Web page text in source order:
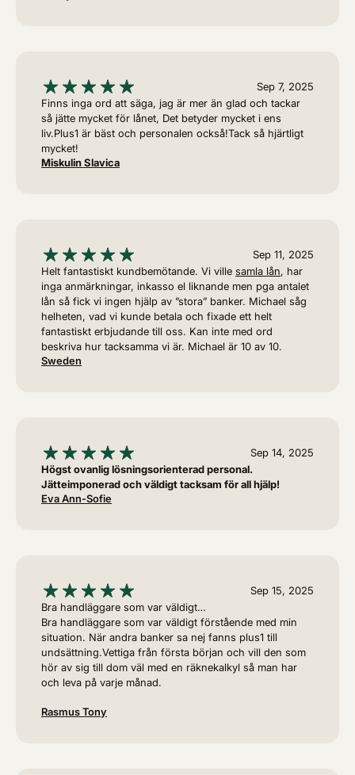
Sep 7, 2025
Finns inga ord att säga, jag är mer än glad och tackar
så jätte mycket för lånet, Det betyder mycket i ens
liv.Plus1 är bäst och personalen också!Tack så hjärtligt
mycket!
Miskulin Slavica
Sep 11, 2025
Helt fantastiskt kundbemötande. Vi ville samla lån, har
inga anmärkningar, inkasso el liknande men pga antalet
lån så fick vi ingen hjälp av ”stora” banker. Michael såg
helheten, vad vi kunde betala och fixade ett helt
fantastiskt erbjudande till oss. Kan inte med ord
beskriva hur tacksamma vi är. Michael är 10 av 10.
Sweden
Sep 14, 2025
Högst ovanlig lösningsorienterad personal.
Jätteimponerad och väldigt tacksam för all hjälp!
Eva Ann-Sofie
Sep 15, 2025
Bra handläggare som var väldigt…
Bra handläggare som var väldigt förstående med min
situation. När andra banker sa nej fanns plus1 till
undsättning.Vettiga från första början och vill den som
hör av sig till dom väl med en räknekalkyl så man har
och leva på varje månad.
Rasmus Tony